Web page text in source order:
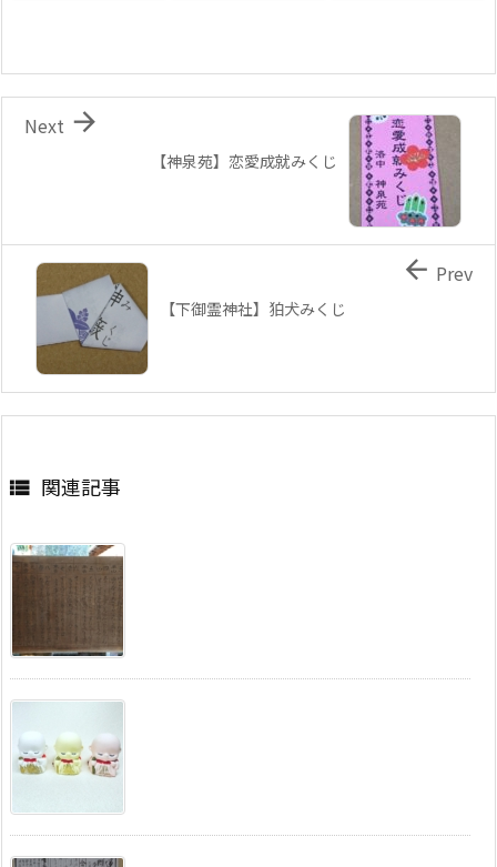
【神泉苑】恋愛成就みくじ

Next
【下御霊神社】狛犬みくじ
 Prev
 関連記事